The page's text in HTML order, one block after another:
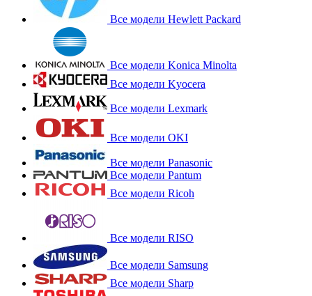
Все модели Hewlett Packard
Все модели Konica Minolta
Все модели Kyocera
Все модели Lexmark
Все модели OKI
Все модели Panasonic
Все модели Pantum
Все модели Ricoh
Все модели RISO
Все модели Samsung
Все модели Sharp